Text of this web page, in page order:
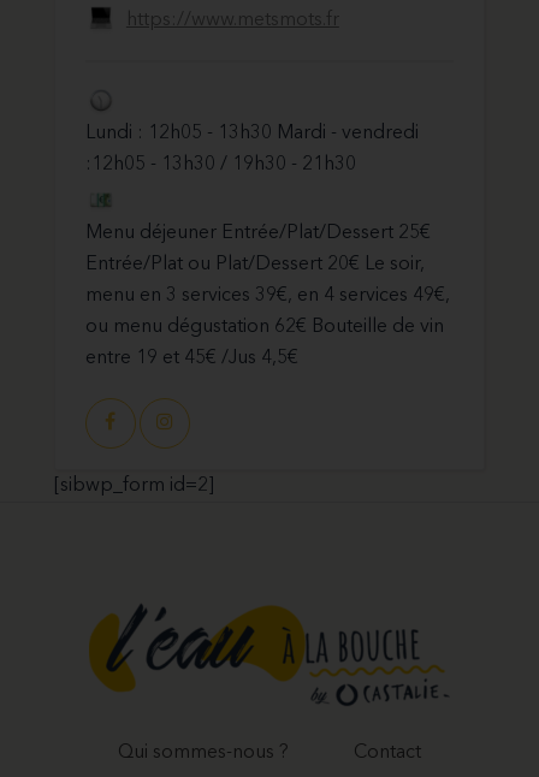
https://www.metsmots.fr
Lundi : 12h05 - 13h30 Mardi - vendredi
:12h05 - 13h30 / 19h30 - 21h30
Menu déjeuner Entrée/Plat/Dessert 25€
Entrée/Plat ou Plat/Dessert 20€ Le soir,
menu en 3 services 39€, en 4 services 49€,
ou menu dégustation 62€ Bouteille de vin
entre 19 et 45€ /Jus 4,5€
[sibwp_form id=2]
Qui sommes-nous ? Contact